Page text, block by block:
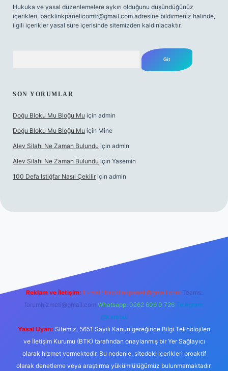
Hukuka ve yasal düzenlemelere aykırı olduğunu düşündüğünüz
içerikleri, backlinkpanelicomtr@gmail.com adresine bildirmeniz halinde,
ilgili içerikler yasal süre içerisinde sitemizden kaldırılacaktır.
SON YORUMLAR
Doğu Bloku Mu Bloğu Mu için admin
Doğu Bloku Mu Bloğu Mu için Mine
Alev Silahı Ne Zaman Bulundu için admin
Alev Silahı Ne Zaman Bulundu için Yasemin
100 Defa Istiğfar Nasıl Çekilir için admin
Reklam ve İletişim: E-mail: backlinkpaneli@gmail.com Teams:
forumhizmeti@gmail.com Whatsapp: 0262 606 0 726 Telegram:
@karabul
Yasal Uyarı: Sitemiz, 5651 Sayılı Kanun gereğince Bilgi Teknolojileri
ve İletişim Kurumu (BTK) tarafından onaylanmış bir Yer Sağlayıcı
olarak hizmet vermektedir. Bu nedenle, sitedeki içerikleri proaktif
olarak denetleme veya araştırma yükümlülüğümüz bulunmamaktadır.